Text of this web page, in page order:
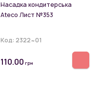
Насадка кондитерська
Ateco Лист №353
Код: 2322~01
110.00 грн